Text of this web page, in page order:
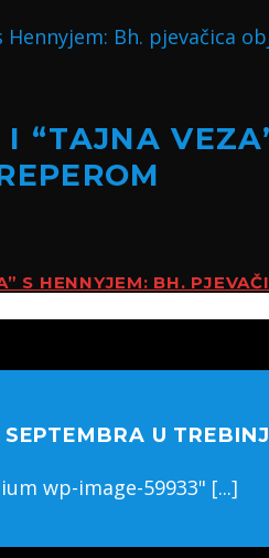
“TAJNA
S HENNYJEM: BH.
U
wp-image-59933" [...]